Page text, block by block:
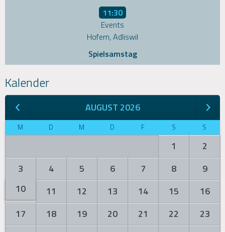
11:30
Events
Hofern, Adliswil
Spielsamstag
Kalender
AUGUST 2026
M D M D F S S
1
2
3
4 5 6 7 8
9
10
11 12 13 14 15
16
17
18 19 20 21 22
23